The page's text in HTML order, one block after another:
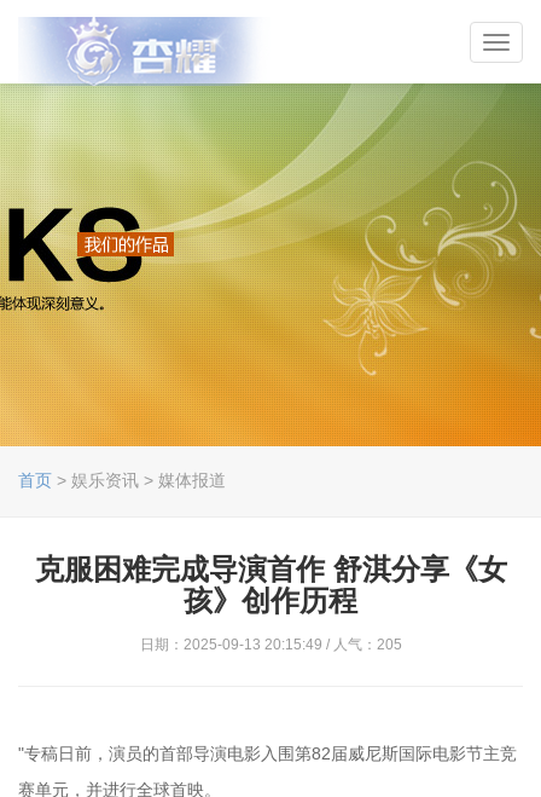
首页 > 娱乐资讯 > 媒体报道
克服困难完成导演首作 舒淇分享《女
孩》创作历程
日期：2025-09-13 20:15:49 / 人气：205
"专稿日前，演员的首部导演电影入围第82届威尼斯国际电影节主竞
赛单元，并进行全球首映。